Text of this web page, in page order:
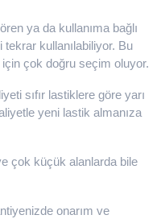
ya da kullanıma bağlı
kullanılabiliyor. Bu
çok doğru seçim oluyor.
sıfır lastiklere göre yarı
yeni lastik almanıza
çok küçük alanlarda bile
onarım ve